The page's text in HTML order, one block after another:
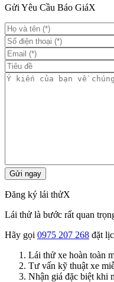
Gửi Yêu Cầu Báo GiáX
Đăng ký lái thửX
Lái thử là bước rất quan
Hãy gọi 0975 207 268 đặt
Lái thử xe hoàn toàn
Tư vấn kỹ thuật xe
Nhận giá đặc biệt khi